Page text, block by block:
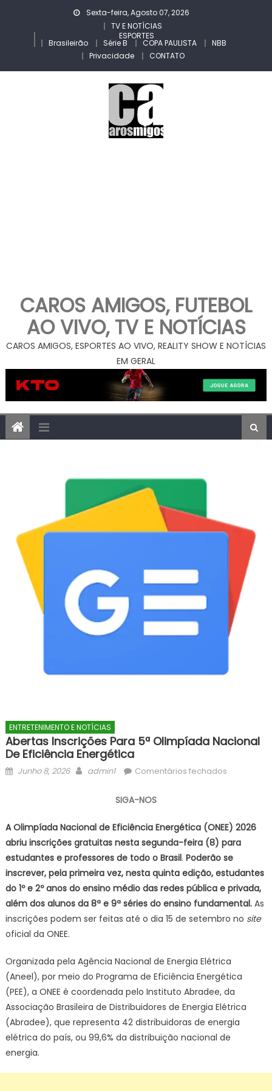
Sexta-feira, Agosto 07, 2026
TV E NOTÍCIAS
ESPORTES
Brasileirão Série B COPA PAULISTA
NBB
Privacidade
CONTATO
CAROS AMIGOS, FUTEBOL
AO VIVO, TV E NOTÍCIAS
CAROS AMIGOS, ESPORTES AO VIVO, REALITY SHOW E NOTÍCIAS
EM GERAL
ENTRETENIMENTO E NOTÍCIAS
Abertas Inscrições Para 5ª Olimpíada Nacional
De Eficiência Energética
Posted
Junho 8, 2026 Author
admin1 Comentários fechadosem
5ª
Olimpíada
Nacional
de
Eficiência
Energética
SIGA-NOS
A Olimpíada Nacional de Eficiência Energética (ONEE) 2026
abriu inscrições gratuitas nesta segunda-feira (8) para
estudantes e professores de todo o Brasil. Poderão se
inscrever, pela primeira vez, nesta quinta edição, estudantes
do 1º e 2º anos do ensino médio das redes pública e privada,
além dos alunos da 8ª e 9ª séries do ensino fundamental.As
inscrições podem ser feitas até o dia 15 de setembro no site
oficial da ONEE.
Organizada pela Agência Nacional de Energia Elétrica
(Aneel), por meio do Programa de Eficiência Energética
(PEE), a ONEE é coordenada pelo Instituto Abradee, da
Associação Brasileira de Distribuidores de Energia Elétrica
(Abradee), que representa 42 distribuidoras de energia
elétrica do país, ou 99,6% da distribuição nacional de
energia.